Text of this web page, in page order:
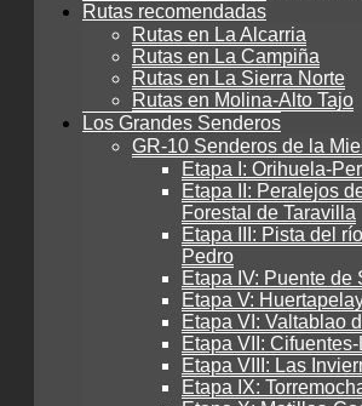
Rutas recomendadas
Rutas en La Alcarria
Rutas en La Campiña
Rutas en La Sierra Norte
Rutas en Molina-Alto Tajo
Los Grandes Senderos
GR-10 Senderos de la Miel
Etapa I: Orihuela-
Etapa II: Peralejos
Forestal de Taravilla
Etapa III: Pista del
Pedro
Etapa IV: Puente
Etapa V:
Etapa VI: Valtablao
Etapa VII:
Etapa VIII: Las
Etapa IX: